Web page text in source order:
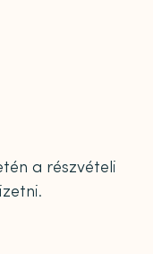
a részvételi